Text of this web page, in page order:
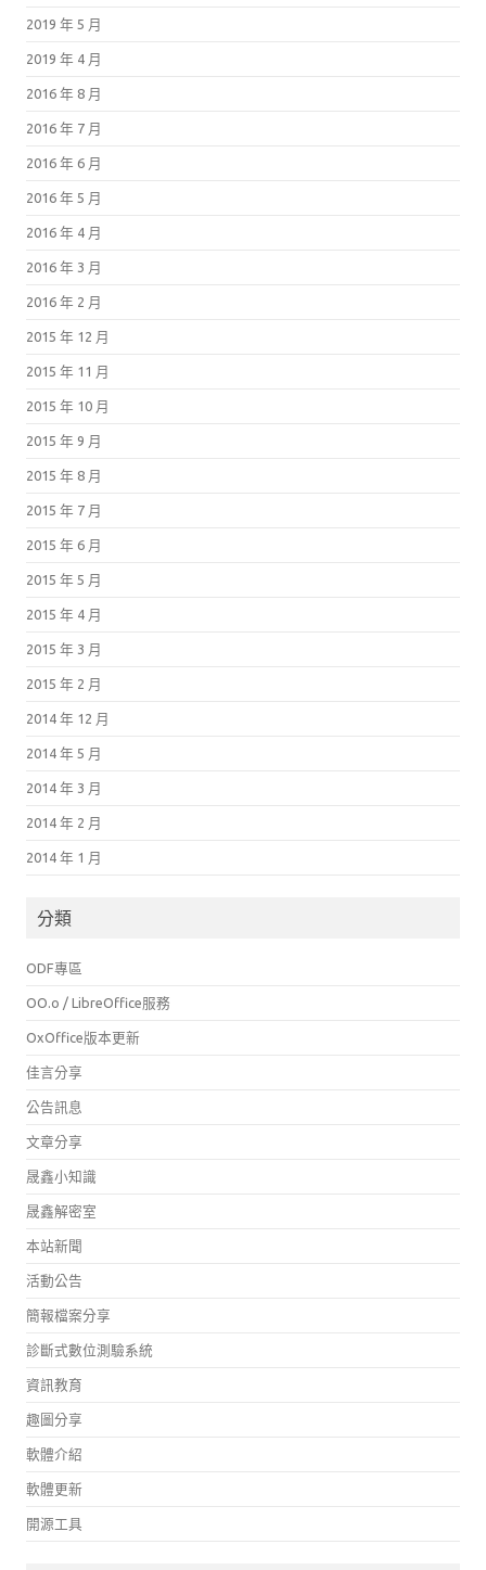
2019 年 5 月
2019 年 4 月
2016 年 8 月
2016 年 7 月
2016 年 6 月
2016 年 5 月
2016 年 4 月
2016 年 3 月
2016 年 2 月
2015 年 12 月
2015 年 11 月
2015 年 10 月
2015 年 9 月
2015 年 8 月
2015 年 7 月
2015 年 6 月
2015 年 5 月
2015 年 4 月
2015 年 3 月
2015 年 2 月
2014 年 12 月
2014 年 5 月
2014 年 3 月
2014 年 2 月
2014 年 1 月
分類
ODF專區
OO.o / LibreOffice服務
OxOffice版本更新
佳言分享
公告訊息
文章分享
晟鑫小知識
晟鑫解密室
本站新聞
活動公告
簡報檔案分享
診斷式數位測驗系統
資訊教育
趣圖分享
軟體介紹
軟體更新
開源工具